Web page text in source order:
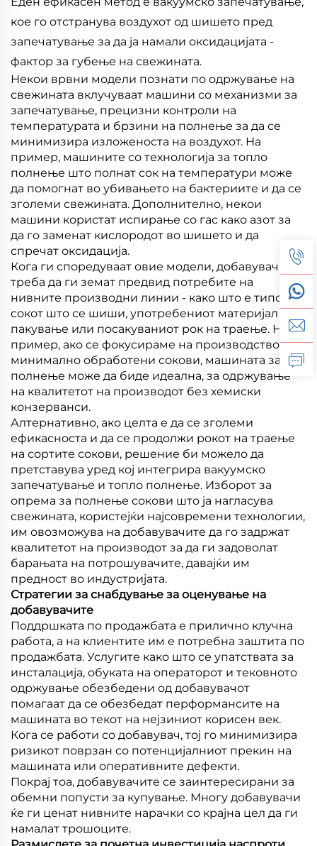
кое го отстранува воздухот од шишето пред
запечатување за да ја намали оксидацијата -
фактор за губење на свежината.
Некои врвни модели познати по одржување на
свежината вклучуваат машини со механизми за
запечатување, прецизни контроли на
температурата и брзини на полнење за да се
минимизира изложеноста на воздухот. На
пример, машините со технологија за топло
полнење што полнат сок на температури може
да помогнат во убивањето на бактериите и да се
зголеми свежината. Дополнително, некои
машини користат испирање со гас како азот за
да го заменат кислородот во шишето и да
спречат оксидација.
Кога ги споредуваат овие модели, добавувачите
треба да ги земат предвид потребите на
нивните производни линии - како што е типот на
сокот што се шиши, употребениот материјал за
пакување или посакуваниот рок на траење. На
пример, ако се фокусираме на производство на
минимално обработени сокови, машината за
полнење може да биде идеална, за одржување
на квалитетот на производот без хемиски
конзерванси.
Алтернативно, ако целта е да се зголеми
ефикасноста и да се продолжи рокот на траење
на сортите сокови, решение би можело да
претставува уред кој интегрира вакуумско
запечатување и топло полнење. Изборот за
опрема за полнење сокови што ја нагласува
свежината, користејќи најсовремени технологии,
им овозможува на добавувачите да го задржат
квалитетот на производот за да ги задоволат
барањата на потрошувачите, давајќи им
предност во индустријата.
Стратегии за снабдување за оценување на
добавувачите
Поддршката по продажбата е прилично клучна
работа, а на клиентите им е потребна заштита по
продажбата. Услугите како што се упатствата за
инсталација, обуката на операторот и тековното
одржување обезбедени од добавувачот
помагаат да се обезбедат перформансите на
машината во текот на нејзиниот корисен век.
Кога се работи со добавувач, тој го минимизира
ризикот поврзан со потенцијалниот прекин на
машината или оперативните дефекти.
Покрај тоа, добавувачите се заинтересирани за
обемни попусти за купување. Многу добавувачи
ќе ги ценат нивните нарачки со крајна цел да ги
намалат трошоците.